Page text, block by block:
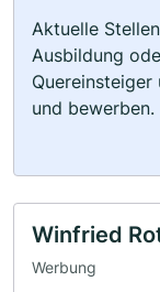
Aktuelle
Ausbildung
und bewerben.
Winfried
Werbung